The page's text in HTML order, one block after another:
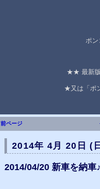
ポン
★★ 最新版
★又は「ポ
前ページ
2014年 4月 20日 (
2014/04/20 新車を納